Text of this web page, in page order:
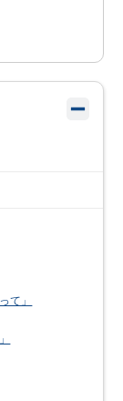
て」